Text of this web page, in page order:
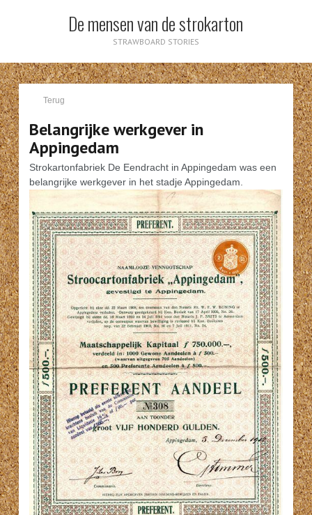
De mensen van de strokarton
STRAWBOARD STORIES
Terug
Belangrijke werkgever in
Appingedam
Strokartonfabriek De Eendracht in Appingedam was een
belangrijke werkgever in het stadje Appingedam.